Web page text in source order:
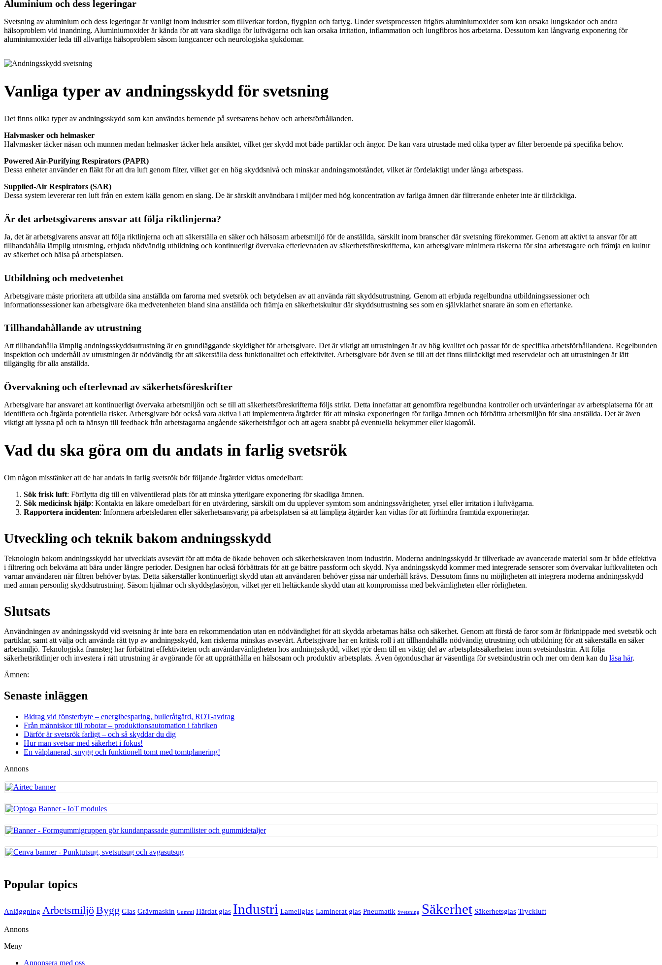
Aluminium och dess legeringar
Svetsning av aluminium och dess legeringar är vanligt inom industrier som tillverkar fordon, flygplan och fartyg. Under svetsprocessen frigörs aluminiumoxider som kan orsaka lungskador och andra
hälsoproblem vid inandning. Aluminiumoxider är kända för att vara skadliga för luftvägarna och kan orsaka irritation, inflammation och lungfibros hos arbetarna. Dessutom kan långvarig exponering för
aluminiumoxider leda till allvarliga hälsoproblem såsom lungcancer och neurologiska sjukdomar.
Vanliga typer av andningsskydd för svetsning
Det finns olika typer av andningsskydd som kan användas beroende på svetsarens behov och arbetsförhållanden.
Halvmasker och helmasker
Halvmasker täcker näsan och munnen medan helmasker täcker hela ansiktet, vilket ger skydd mot både partiklar och ångor. De kan vara utrustade med olika typer av filter beroende på specifika behov.
Powered Air-Purifying Respirators (PAPR)
Dessa enheter använder en fläkt för att dra luft genom filter, vilket ger en hög skyddsnivå och minskar andningsmotståndet, vilket är fördelaktigt under långa arbetspass.
Supplied-Air Respirators (SAR)
Dessa system levererar ren luft från en extern källa genom en slang. De är särskilt användbara i miljöer med hög koncentration av farliga ämnen där filtrerande enheter inte är tillräckliga.
Är det arbetsgivarens ansvar att följa riktlinjerna?
Ja, det är arbetsgivarens ansvar att följa riktlinjerna och att säkerställa en säker och hälsosam arbetsmiljö för de anställda, särskilt inom branscher där svetsning förekommer. Genom att aktivt ta ansvar för att
tillhandahålla lämplig utrustning, erbjuda nödvändig utbildning och kontinuerligt övervaka efterlevnaden av säkerhetsföreskrifterna, kan arbetsgivare minimera riskerna för sina arbetstagare och främja en kultur
av säkerhet och hälsa på arbetsplatsen.
Utbildning och medvetenhet
Arbetsgivare måste prioritera att utbilda sina anställda om farorna med svetsrök och betydelsen av att använda rätt skyddsutrustning. Genom att erbjuda regelbundna utbildningssessioner och
informationssessioner kan arbetsgivare öka medvetenheten bland sina anställda och främja en säkerhetskultur där skyddsutrustning ses som en självklarhet snarare än som en eftertanke.
Tillhandahållande av utrustning
Att tillhandahålla lämplig andningsskyddsutrustning är en grundläggande skyldighet för arbetsgivare. Det är viktigt att utrustningen är av hög kvalitet och passar för de specifika arbetsförhållandena. Regelbunden
inspektion och underhåll av utrustningen är nödvändig för att säkerställa dess funktionalitet och effektivitet. Arbetsgivare bör även se till att det finns tillräckligt med reservdelar och att utrustningen är lätt
tillgänglig för alla anställda.
Övervakning och efterlevnad av säkerhetsföreskrifter
Arbetsgivare har ansvaret att kontinuerligt övervaka arbetsmiljön och se till att säkerhetsföreskrifterna följs strikt. Detta innefattar att genomföra regelbundna kontroller och utvärderingar av arbetsplatserna för att
identifiera och åtgärda potentiella risker. Arbetsgivare bör också vara aktiva i att implementera åtgärder för att minska exponeringen för farliga ämnen och förbättra arbetsmiljön för sina anställda. Det är även
viktigt att lyssna på och ta hänsyn till feedback från arbetstagarna angående säkerhetsfrågor och att agera snabbt på eventuella bekymmer eller klagomål.
Vad du ska göra om du andats in farlig svetsrök
Om någon misstänker att de har andats in farlig svetsrök bör följande åtgärder vidtas omedelbart:
Sök frisk luft: Förflytta dig till en välventilerad plats för att minska ytterligare exponering för skadliga ämnen.
Sök medicinsk hjälp: Kontakta en läkare omedelbart för en utvärdering, särskilt om du upplever symtom som andningssvårigheter, yrsel eller irritation i luftvägarna.
Rapportera incidenten: Informera arbetsledaren eller säkerhetsansvarig på arbetsplatsen så att lämpliga åtgärder kan vidtas för att förhindra framtida exponeringar.
Utveckling och teknik bakom andningsskydd
Teknologin bakom andningsskydd har utvecklats avsevärt för att möta de ökade behoven och säkerhetskraven inom industrin. Moderna andningsskydd är tillverkade av avancerade material som är både effektiva
i filtrering och bekväma att bära under längre perioder. Designen har också förbättrats för att ge bättre passform och skydd. Nya andningsskydd kommer med integrerade sensorer som övervakar luftkvaliteten och
varnar användaren när filtren behöver bytas. Detta säkerställer kontinuerligt skydd utan att användaren behöver gissa när underhåll krävs. Dessutom finns nu möjligheten att integrera moderna andningsskydd
med annan personlig skyddsutrustning. Såsom hjälmar och skyddsglasögon, vilket ger ett heltäckande skydd utan att kompromissa med bekvämligheten eller rörligheten.
Slutsats
Användningen av andningsskydd vid svetsning är inte bara en rekommendation utan en nödvändighet för att skydda arbetarnas hälsa och säkerhet. Genom att förstå de faror som är förknippade med svetsrök och
partiklar, samt att välja och använda rätt typ av andningsskydd, kan riskerna minskas avsevärt. Arbetsgivare har en kritisk roll i att tillhandahålla nödvändig utrustning och utbildning för att säkerställa en säker
arbetsmiljö. Teknologiska framsteg har förbättrat effektiviteten och användarvänligheten hos andningsskydd, vilket gör dem till en viktig del av arbetsplatssäkerheten inom svetsindustrin. Att följa
säkerhetsriktlinjer och investera i rätt utrustning är avgörande för att upprätthålla en hälsosam och produktiv arbetsplats. Även ögonduschar är väsentliga för svetsindustrin och mer om dem kan du läsa här.
Ämnen:
Senaste inläggen
Bidrag vid fönsterbyte – energibesparing, bulleråtgärd, ROT-avdrag
Från människor till robotar – produktionsautomation i fabriken
Därför är svetsrök farligt – och så skyddar du dig
Hur man svetsar med säkerhet i fokus!
En välplanerad, snygg och funktionell tomt med tomtplanering!
Annons
Popular topics
Anläggning ArbetsmiljöBygg Glas Grävmaskin Gummi Härdat glas Industri Lamellglas Laminerat glas Pneumatik Svetsning Säkerhet Säkerhetsglas Tryckluft
Annons
Meny
Annonsera med oss